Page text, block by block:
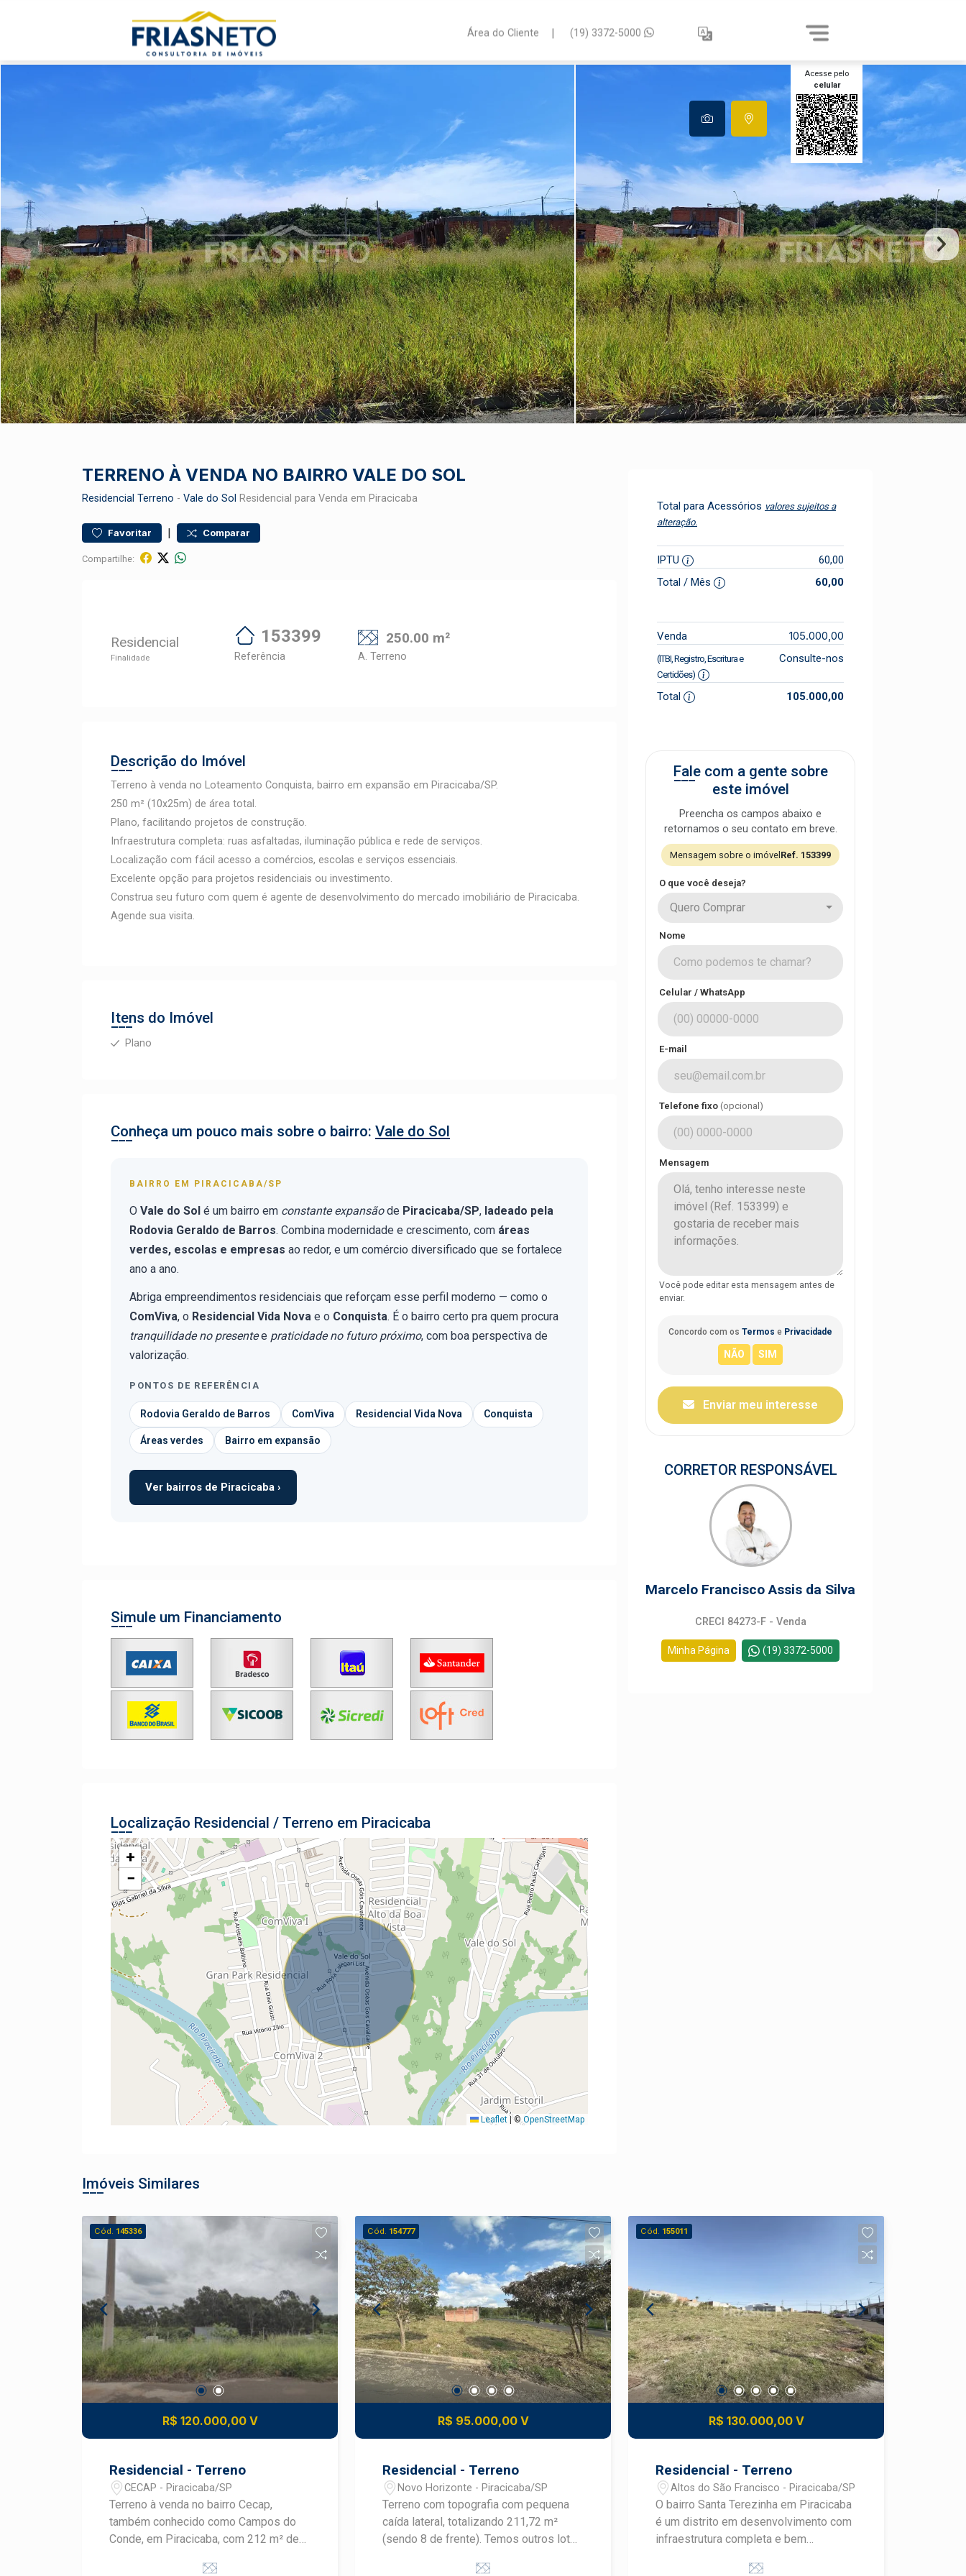
Área do Cliente | (19) 3372-5000
Acesse pelo
celular
TERRENO À VENDA NO BAIRRO VALE DO SOL
Residencial Terreno - Vale do Sol Residencial para Venda em Piracicaba
Favoritar | Comparar
Compartilhe:
Residencial
Finalidade
153399
Referência
250.00 m²
A. Terreno
Descrição do Imóvel
Terreno à venda no Loteamento Conquista, bairro em expansão em Piracicaba/SP.
250 m² (10x25m) de área total.
Plano, facilitando projetos de construção.
Infraestrutura completa: ruas asfaltadas, iluminação pública e rede de serviços.
Localização com fácil acesso a comércios, escolas e serviços essenciais.
Excelente opção para projetos residenciais ou investimento.
Construa seu futuro com quem é agente de desenvolvimento do mercado imobiliário de Piracicaba.
Agende sua visita.
Itens do Imóvel
Plano
Conheça um pouco mais sobre o bairro: Vale do Sol
BAIRRO EM PIRACICABA/SP
O Vale do Sol é um bairro em constante expansãode Piracicaba/SP, ladeado pela
Rodovia Geraldo de Barros. Combina modernidade e crescimento, com áreas
verdes, escolas e empresas ao redor, e um comércio diversificado que se fortalece
ano a ano.
Abriga empreendimentos residenciais que reforçam esse perfil moderno — como o
ComViva, o Residencial Vida Nova e o Conquista. É o bairro certo pra quem procura
tranquilidade no presentee praticidade no futuro próximo, com boa perspectiva de
valorização.
PONTOS DE REFERÊNCIA
Rodovia Geraldo de Barros ComViva Residencial Vida Nova Conquista
Áreas verdes Bairro em expansão
Ver bairros de Piracicaba ›
Simule um Financiamento
Localização Residencial / Terreno em Piracicaba
+
−
Leaflet |©OpenStreetMap
Total para Acessórios valores sujeitos a
alteração.
IPTU
60,00
Total / Mês
60,00
Venda 105.000,00
(ITBI, Registro, Escritura e
Certidões)
Consulte-nos
Total 105.000,00
Fale com a gente sobre
este imóvel
Preencha os campos abaixo e
retornamos o seu contato em breve.
Mensagem sobre o imóvel Ref. 153399
O que você deseja?
Quero Comprar
Nome
Celular / WhatsApp
E-mail
Telefone fixo (opcional)
Mensagem
Você pode editar esta mensagem antes de
enviar.
Concordo com os Termos e Privacidade
Enviar meu interesse
CORRETOR RESPONSÁVEL
Marcelo Francisco Assis da Silva
CRECI 84273-F - Venda
Minha Página (19) 3372-5000
Imóveis Similares
Cód. 145336
R$ 120.000,00 V
Residencial - Terreno
CECAP - Piracicaba/SP
Terreno à venda no bairro Cecap,
também conhecido como Campos do
Conde, em Piracicaba, com 212 m² de
Cód. 154777
R$ 95.000,00 V
Residencial - Terreno
Novo Horizonte - Piracicaba/SP
Terreno com topografia com pequena
caída lateral, totalizando 211,72 m²
(sendo 8 de frente). Temos outros lotes
Cód. 155011
R$ 130.000,00 V
Residencial - Terreno
Altos do São Francisco - Piracicaba/SP
O bairro Santa Terezinha em Piracicaba
é um distrito em desenvolvimento com
infraestrutura completa e bem